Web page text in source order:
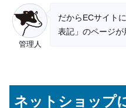
管理人
だからECサイト
表記」のページ
ネットショップ